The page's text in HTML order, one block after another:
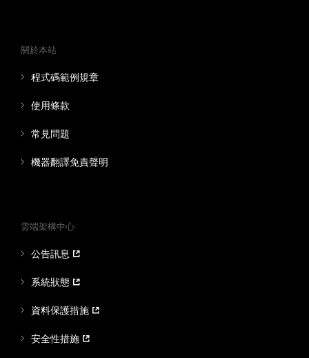
關於本站
程式碼範例規章
使用條款
常見問題
機器翻譯免責聲明
雲端架構中心
公告訊息
系統狀態
資料保護措施
安全性措施